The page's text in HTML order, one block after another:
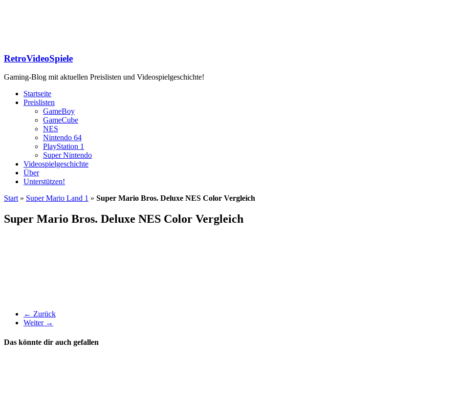
RetroVideoSpiele
Gaming-Blog mit aktuellen Preislisten und Videospielgeschichte!
Startseite
Preislisten
GameBoy
GameCube
NES
Nintendo 64
PlayStation 1
Super Nintendo
Videospielgeschichte
Über
Unterstützen!
Start» Super Mario Land 1 » Super Mario Bros. Deluxe NES Color Vergleich
Super Mario Bros. Deluxe NES Color Vergleich
← Zurück
Weiter →
Das könnte dir auch gefallen